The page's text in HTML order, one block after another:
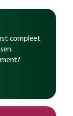
compleet